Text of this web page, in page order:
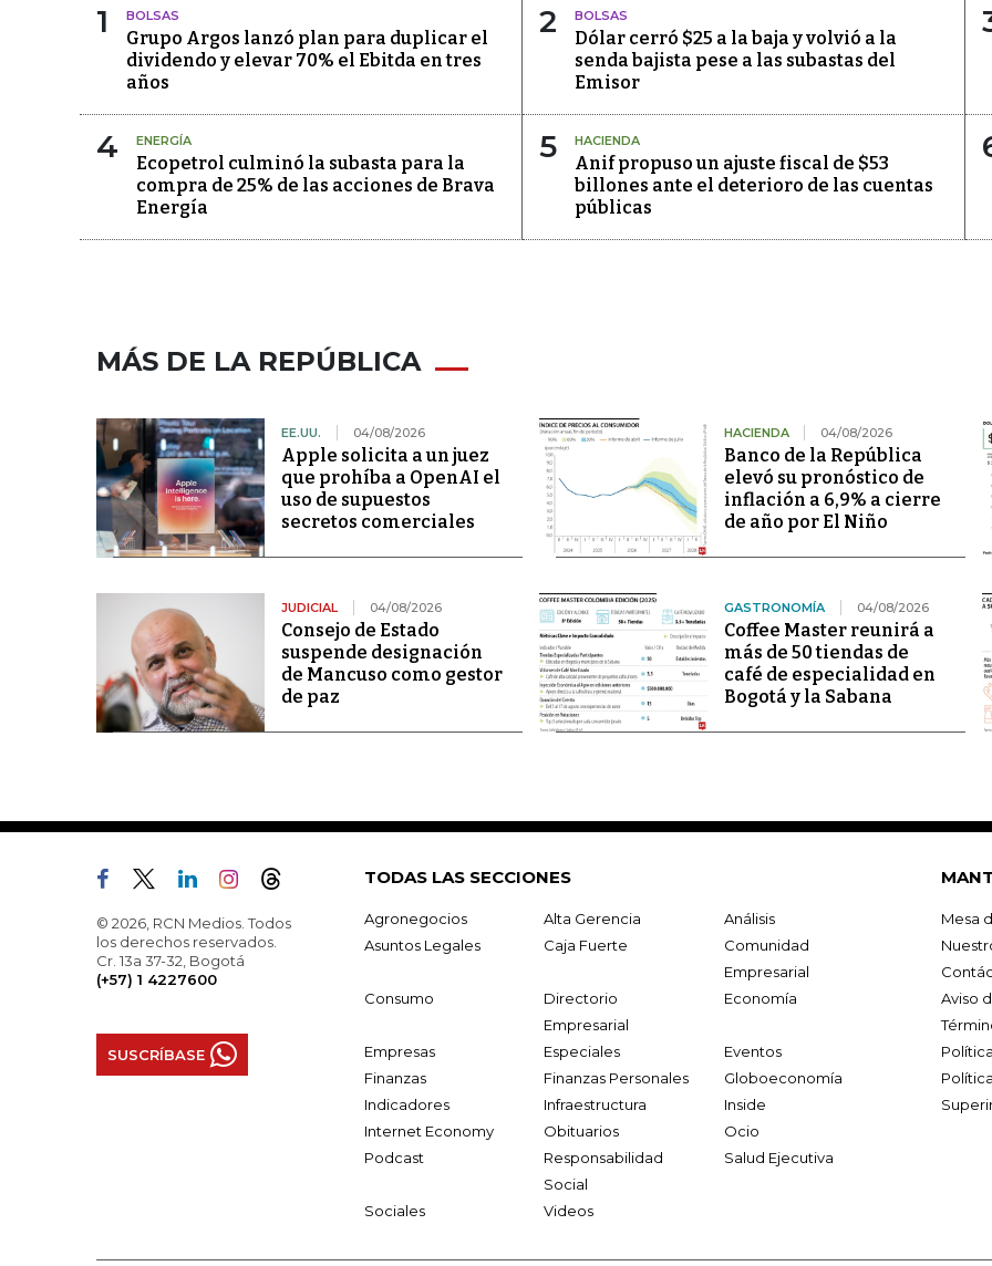
1 BOLSAS
Grupo Argos lanzó plan para duplicar el
dividendo y elevar 70% el Ebitda en tres
años
2 BOLSAS
Dólar cerró $25 a la baja y volvió a la
senda bajista pese a las subastas del
Emisor
4 ENERGÍA
Ecopetrol culminó la subasta para la
compra de 25% de las acciones de Brava
Energía
5 HACIENDA
Anif propuso un ajuste fiscal de $53
billones ante el deterioro de las cuentas
públicas
MÁS DE LA REPÚBLICA
EE.UU. 04/08/2026
Apple solicita a un juez
que prohíba a OpenAI el
uso de supuestos
secretos comerciales
HACIENDA 04/08/2026
Banco de la República
elevó su pronóstico de
inflación a 6,9% a cierre
de año por El Niño
JUDICIAL 04/08/2026
Consejo de Estado
suspende designación
de Mancuso como gestor
de paz
GASTRONOMÍA 04/08/2026
Coffee Master reunirá a
más de 50 tiendas de
café de especialidad en
Bogotá y la Sabana
© 2026, RCN Medios. Todos
los derechos reservados.
Cr. 13a 37-32, Bogotá
(+57) 1 4227600
SUSCRÍBASE
TODAS LAS SECCIONES
Agronegocios Alta Gerencia
Análisis
Asuntos Legales
Caja Fuerte
Comunidad
Empresarial
Consumo
Directorio
Empresarial
Economía
Empresas Especiales
Eventos
Finanzas
Finanzas Personales
Globoeconomía
Indicadores
Infraestructura
Inside
Internet Economy
Obituarios
Ocio
Podcast
Responsabilidad
Social
Salud Ejecutiva
Sociales Videos
Mesa
Aviso